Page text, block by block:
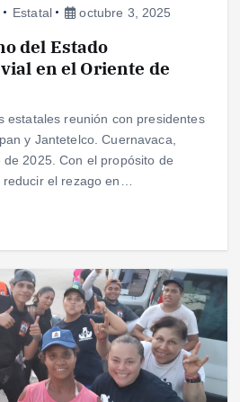
Estatal octubre 3, 2025
del Estado
en el Oriente de
estatales reunión con presidentes
y Jantetelco. Cuernavaca,
2025. Con el propósito de
el rezago en…